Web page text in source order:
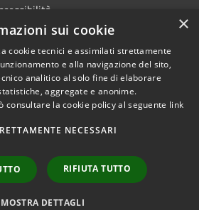
Copyright ©
Comune di Fiumicello Villa
byMunicipium•
×
sui cookie
cookie tecnici e assimilati strettamente
e alla navigazione del sito,
analitico al solo fine di elaborare
aggregate e anonime.
consultare la cookie policy al seguente link
NECESSARI
RIFIUTA TUTTO
MOSTRA DETTAGLI